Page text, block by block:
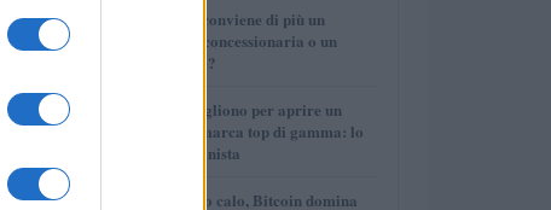
3
Per le auto usate conviene di più un
finanziamento in concessionaria o un
prestito personale?
4
Quanti soldi ci vogliono per aprire un
autosalone multimarca top di gamma: lo
spiega il professionista
Mercati in leggero calo, Bitcoin domina